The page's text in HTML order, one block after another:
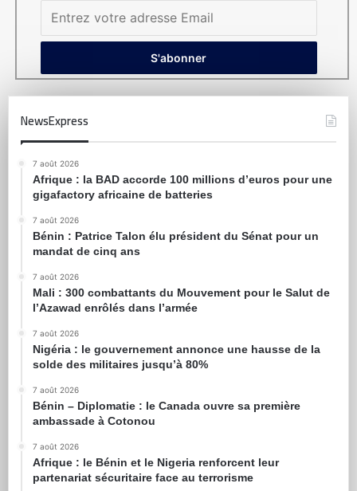
NewsExpress
7 août 2026
Afrique : la BAD accorde 100 millions d’euros pour une
gigafactory africaine de batteries
7 août 2026
Bénin : Patrice Talon élu président du Sénat pour un
mandat de cinq ans
7 août 2026
Mali : 300 combattants du Mouvement pour le Salut de
l’Azawad enrôlés dans l’armée
7 août 2026
Nigéria : le gouvernement annonce une hausse de la
solde des militaires jusqu’à 80%
7 août 2026
Bénin – Diplomatie : le Canada ouvre sa première
ambassade à Cotonou
7 août 2026
Afrique : le Bénin et le Nigeria renforcent leur
partenariat sécuritaire face au terrorisme